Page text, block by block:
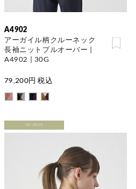
A4902
アーガイル柄クルーネック
長袖ニットプルオーバー |
A4902 | 30G
79,200円 税込
PRE ORDER